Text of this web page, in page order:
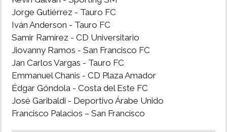
Jorge Gutiérrez - Tauro FC
Iván Anderson - Tauro FC
Samir Ramírez - CD Universitario
Jiovanny Ramos - San Francisco FC
Jan Carlos Vargas - Tauro FC
Emmanuel Chanis - CD Plaza Amador
Édgar Góndola - Costa del Este FC
José Garibaldi - Deportivo Árabe Unido
Francisco Palacios – San Francisco